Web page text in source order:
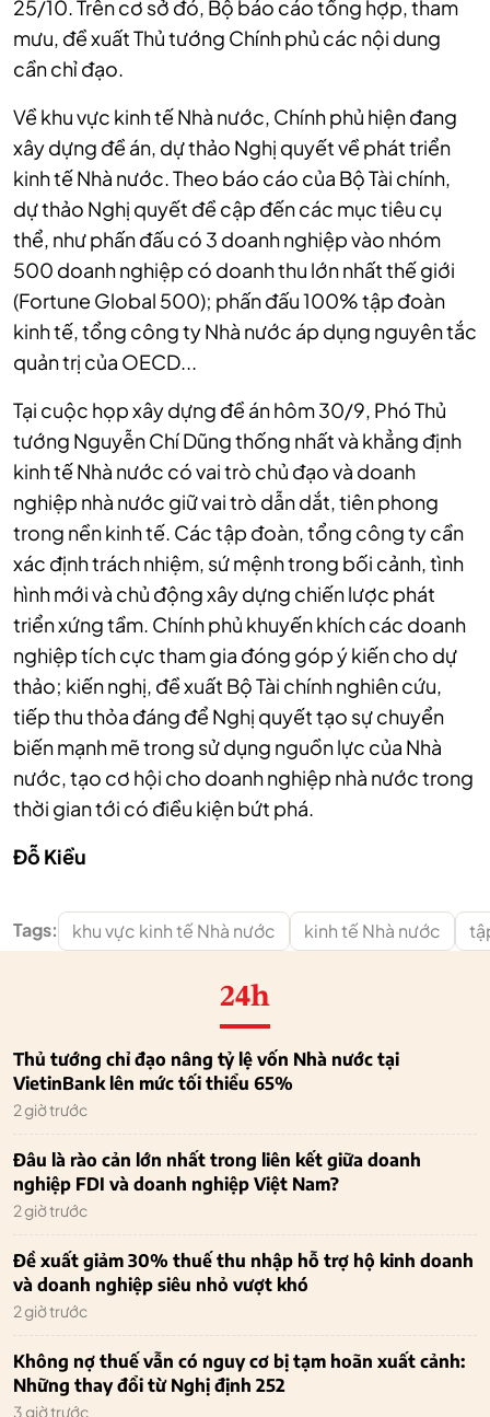
25/10. Trên cơ sở đó, Bộ báo cáo tổng hợp, tham
mưu, đề xuất Thủ tướng Chính phủ các nội dung
cần chỉ đạo.
Về khu vực kinh tế Nhà nước, Chính phủ hiện đang
xây dựng đề án, dự thảo Nghị quyết về phát triển
kinh tế Nhà nước. Theo báo cáo của Bộ Tài chính,
dự thảo Nghị quyết đề cập đến các mục tiêu cụ
thể, như phấn đấu có 3 doanh nghiệp vào nhóm
500 doanh nghiệp có doanh thu lớn nhất thế giới
(Fortune Global 500); phấn đấu 100% tập đoàn
kinh tế, tổng công ty Nhà nước áp dụng nguyên tắc
quản trị của OECD...
Tại cuộc họp xây dựng đề án hôm 30/9, Phó Thủ
tướng Nguyễn Chí Dũng thống nhất và khẳng định
kinh tế Nhà nước có vai trò chủ đạo và doanh
nghiệp nhà nước giữ vai trò dẫn dắt, tiên phong
trong nền kinh tế. Các tập đoàn, tổng công ty cần
xác định trách nhiệm, sứ mệnh trong bối cảnh, tình
hình mới và chủ động xây dựng chiến lược phát
triển xứng tầm. Chính phủ khuyến khích các doanh
nghiệp tích cực tham gia đóng góp ý kiến cho dự
thảo; kiến nghị, đề xuất Bộ Tài chính nghiên cứu,
tiếp thu thỏa đáng để Nghị quyết tạo sự chuyển
biến mạnh mẽ trong sử dụng nguồn lực của Nhà
nước, tạo cơ hội cho doanh nghiệp nhà nước trong
thời gian tới có điều kiện bứt phá.
Đỗ Kiều
Tags: khu vực kinh tế Nhà nước kinh tế Nhà nước
24h
Thủ tướng chỉ đạo nâng tỷ lệ vốn Nhà nước tại
VietinBank lên mức tối thiểu 65%
2 giờ trước
Đâu là rào cản lớn nhất trong liên kết giữa doanh
nghiệp FDI và doanh nghiệp Việt Nam?
2 giờ trước
Đề xuất giảm 30% thuế thu nhập hỗ trợ hộ kinh doanh
và doanh nghiệp siêu nhỏ vượt khó
2 giờ trước
Không nợ thuế vẫn có nguy cơ bị tạm hoãn xuất cảnh:
Những thay đổi từ Nghị định 252
3 giờ trước